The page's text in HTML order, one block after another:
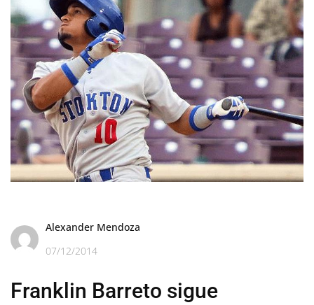
Alexander Mendoza
07/12/2014
Franklin Barreto sigue